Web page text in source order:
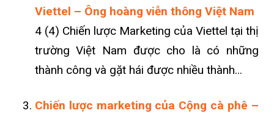
Viettel – Ông hoàng viễn thông Việt Nam
4 (4) Chiến lược Marketing của Viettel tại thị
trường Việt Nam được cho là có những
thành công và gặt hái được nhiều thành...
Chiến lược marketing của Cộng cà phê –